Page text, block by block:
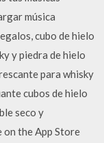
música
cubo de hielo
y piedra de hielo
para whisky
cubos de hielo
seco y
on the App Store